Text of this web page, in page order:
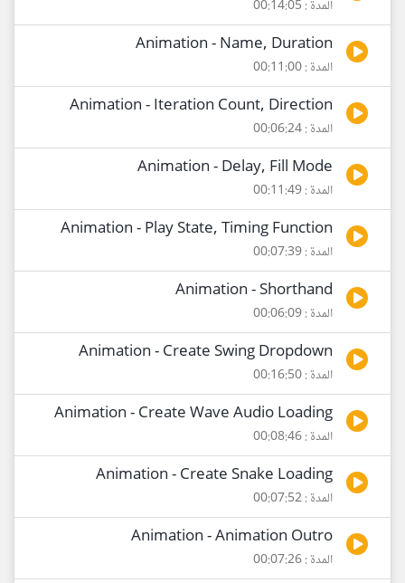
المدة : 00:14:05
Animation - Name, Duration
المدة : 00:11:00
Animation - Iteration Count, Direction
المدة : 00:06:24
Animation - Delay, Fill Mode
المدة : 00:11:49
Animation - Play State, Timing Function
المدة : 00:07:39
Animation - Shorthand
المدة : 00:06:09
Animation - Create Swing Dropdown
المدة : 00:16:50
Animation - Create Wave Audio Loading
المدة : 00:08:46
Animation - Create Snake Loading
المدة : 00:07:52
Animation - Animation Outro
المدة : 00:07:26